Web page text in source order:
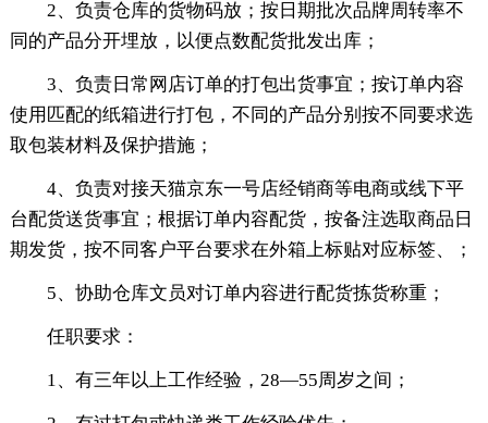
2、负责仓库的货物码放；按日期批次品牌周转率不
同的产品分开埋放，以便点数配货批发出库；
3、负责日常网店订单的打包出货事宜；按订单内容
使用匹配的纸箱进行打包，不同的产品分别按不同要求选
取包装材料及保护措施；
4、负责对接天猫京东一号店经销商等电商或线下平
台配货送货事宜；根据订单内容配货，按备注选取商品日
期发货，按不同客户平台要求在外箱上标贴对应标签、；
5、协助仓库文员对订单内容进行配货拣货称重；
任职要求：
1、有三年以上工作经验，28—55周岁之间；